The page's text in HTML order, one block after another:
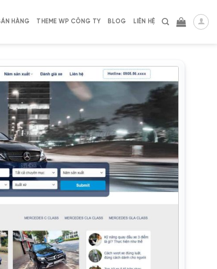
HÀNG THEME WP CÔNG TY BLOG LIÊN HỆ